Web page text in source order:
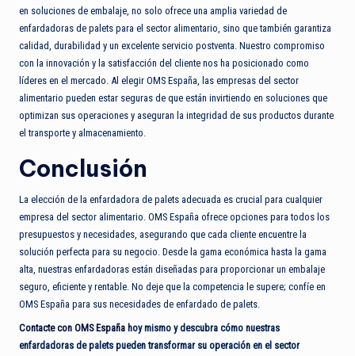
en soluciones de embalaje, no solo ofrece una amplia variedad de
enfardadoras de palets para el sector alimentario, sino que también garantiza
calidad, durabilidad y un excelente servicio postventa. Nuestro compromiso
con la innovación y la satisfacción del cliente nos ha posicionado como
líderes en el mercado. Al elegir OMS España, las empresas del sector
alimentario pueden estar seguras de que están invirtiendo en soluciones que
optimizan sus operaciones y aseguran la integridad de sus productos durante
el transporte y almacenamiento.
Conclusión
La elección de la enfardadora de palets adecuada es crucial para cualquier
empresa del sector alimentario. OMS España ofrece opciones para todos los
presupuestos y necesidades, asegurando que cada cliente encuentre la
solución perfecta para su negocio. Desde la gama económica hasta la gama
alta, nuestras enfardadoras están diseñadas para proporcionar un embalaje
seguro, eficiente y rentable. No deje que la competencia le supere; confíe en
OMS España para sus necesidades de enfardado de palets.
Contacte con OMS España hoy mismo y descubra cómo nuestras
enfardadoras de palets pueden transformar su operación en el sector